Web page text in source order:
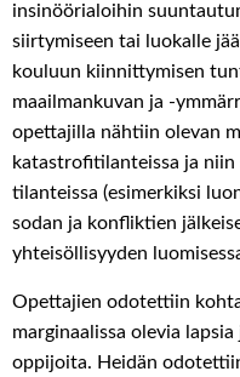
insinöörialoihin
siirtymiseen tai luokalle
kouluun kiinnittymisen
maailmankuvan ja -
opettajilla nähtiin olevan
katastrofitilanteissa ja niin
tilanteissa (esimerkiksi
sodan ja konfliktien
yhteisöllisyyden
Opettajien odotettiin
marginaalissa olevia
oppijoita. Heidän